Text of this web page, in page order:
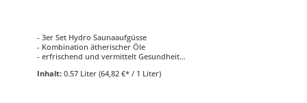
- 3er Set Hydro Saunaaufgüsse
- Kombination ätherischer Öle
- erfrischend und vermittelt Gesundheit
Inhalt: 0.57 Liter (64,82 €* / 1 Liter)